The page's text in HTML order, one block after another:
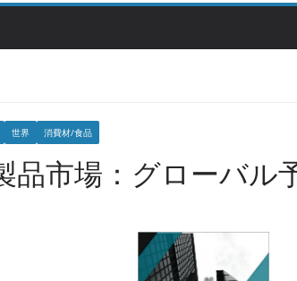
世界 消費材/食品
品市場：グローバル